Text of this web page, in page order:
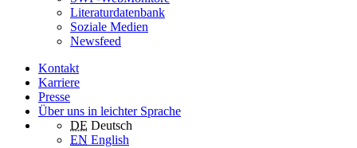
Literaturdatenbank
Soziale Medien
Newsfeed
Kontakt
Karriere
Presse
Über uns in leichter Sprache
DE Deutsch
EN English